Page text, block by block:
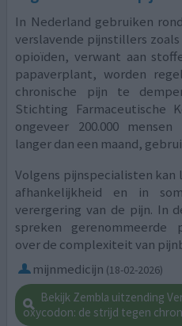
In Nederland gebruiken
verslavende pijnstillers
opioïden, verwant aan
papaverplant, worden
chronische pijn te
Stichting Farmaceutische
ongeveer 200.000
langer dan een maand,
Volgens pijnspecialisten
afhankelijkheid en in
verergering van de pijn. In
spreken gerenommeerde
over de complexiteit van
mijnmedicijn (18-02-2026)
Bekijk Zembla uitzending
oxycodon: de strijd tegen